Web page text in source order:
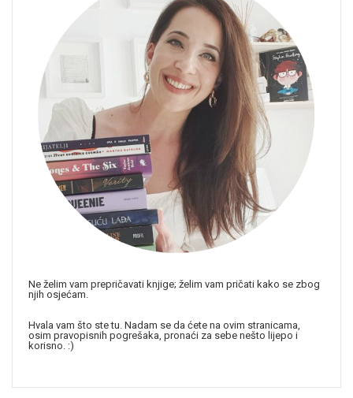
Ne želim vam prepričavati knjige; želim vam pričati kako se zbog
njih osjećam.
Hvala vam što ste tu. Nadam se da ćete na ovim stranicama,
osim pravopisnih pogrešaka, pronaći za sebe nešto lijepo i
korisno. :)